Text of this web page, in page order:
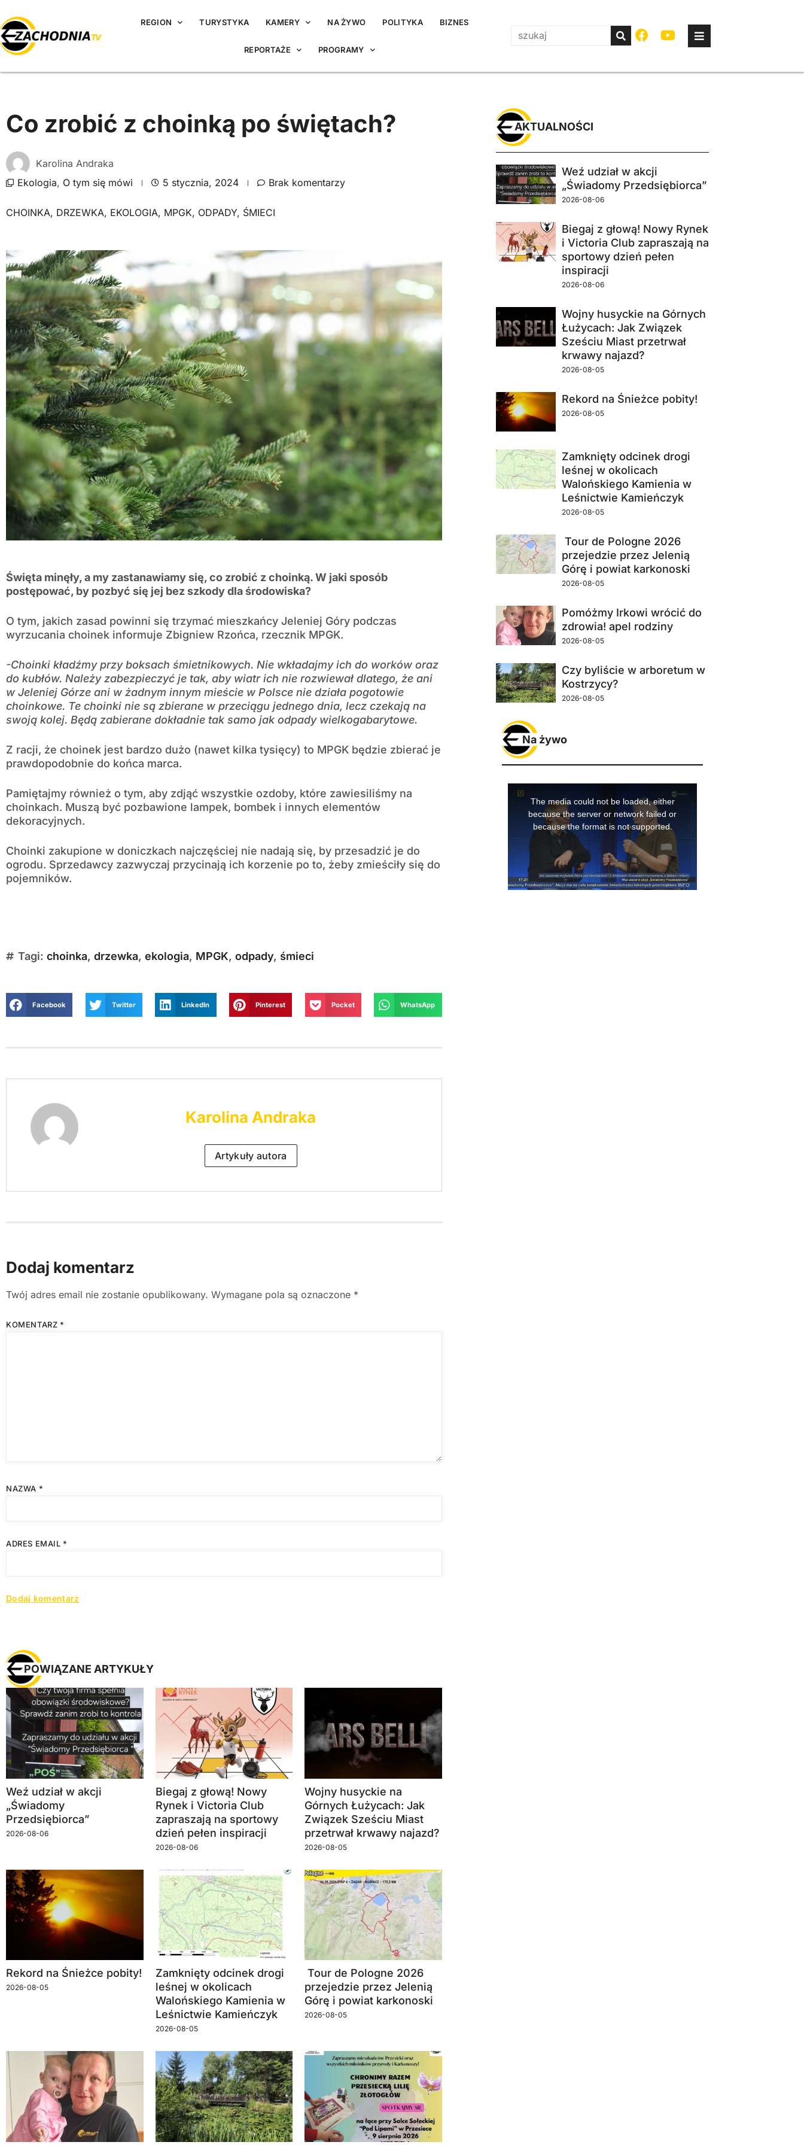
REGION TURYSTYKA KAMERY NA ŻYWO POLITYKA BIZNES
REPORTAŻE PROGRAMY
Co zrobić z choinką po świętach?
Karolina Andraka
Ekologia, O tym się mówi 5 stycznia, 2024 Brak komentarzy
CHOINKA, DRZEWKA, EKOLOGIA, MPGK, ODPADY, ŚMIECI
Święta minęły, a my zastanawiamy się, co zrobić z choinką. W jaki sposób
postępować, by pozbyć się jej bez szkody dla środowiska?
O tym, jakich zasad powinni się trzymać mieszkańcy Jeleniej Góry podczas
wyrzucania choinek informuje Zbigniew Rzońca, rzecznik MPGK.
-Choinki kładźmy przy boksach śmietnikowych. Nie wkładajmy ich do worków oraz
do kubłów. Należy zabezpieczyć je tak, aby wiatr ich nie rozwiewał dlatego, że ani
w Jeleniej Górze ani w żadnym innym mieście w Polsce nie działa pogotowie
choinkowe. Te choinki nie są zbierane w przeciągu jednego dnia, lecz czekają na
swoją kolej. Będą zabierane dokładnie tak samo jak odpady wielkogabarytowe.
Z racji, że choinek jest bardzo dużo (nawet kilka tysięcy) to MPGK będzie zbierać je
prawdopodobnie do końca marca.
Pamiętajmy również o tym, aby zdjąć wszystkie ozdoby, które zawiesiliśmy na
choinkach. Muszą być pozbawione lampek, bombek i innych elementów
dekoracyjnych.
Choinki zakupione w doniczkach najczęściej nie nadają się, by przesadzić je do
ogrodu. Sprzedawcy zazwyczaj przycinają ich korzenie po to, żeby zmieściły się do
pojemników.
Tagi: choinka, drzewka, ekologia, MPGK, odpady, śmieci
Facebook Twitter LinkedIn Pinterest Pocket WhatsApp
Karolina Andraka
Artykuły autora
Dodaj komentarz
Twój adres email nie zostanie opublikowany. Wymagane pola są oznaczone *
KOMENTARZ *
NAZWA *
ADRES EMAIL *
POWIĄZANE ARTYKUŁY
Weź udział w akcji
„Świadomy
Przedsiębiorca”
2026-08-06
Biegaj z głową! Nowy
Rynek i Victoria Club
zapraszają na sportowy
dzień pełen inspiracji
2026-08-06
Wojny husyckie na
Górnych Łużycach: Jak
Związek Sześciu Miast
przetrwał krwawy najazd?
2026-08-05
Rekord na Śnieżce pobity!
2026-08-05
Zamknięty odcinek drogi
leśnej w okolicach
Walońskiego Kamienia w
Leśnictwie Kamieńczyk
2026-08-05
Tour de Pologne 2026
przejedzie przez Jelenią
Górę i powiat karkonoski
2026-08-05
Weź udział w akcji
„Świadomy Przedsiębiorca”
2026-08-06
Biegaj z głową! Nowy Rynek
i Victoria Club zapraszają na
sportowy dzień pełen
inspiracji
2026-08-06
Wojny husyckie na Górnych
Łużycach: Jak Związek
Sześciu Miast przetrwał
krwawy najazd?
2026-08-05
Rekord na Śnieżce pobity!
2026-08-05
Zamknięty odcinek drogi
leśnej w okolicach
Walońskiego Kamienia w
Leśnictwie Kamieńczyk
2026-08-05
Tour de Pologne 2026
przejedzie przez Jelenią
Górę i powiat karkonoski
2026-08-05
Pomóżmy Irkowi wrócić do
zdrowia! apel rodziny
2026-08-05
Czy byliście w arboretum w
Kostrzycy?
2026-08-05
AKTUALNOŚCI
Na żywo